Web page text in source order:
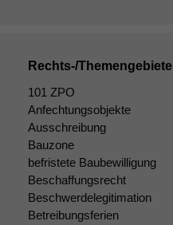
Rechts-/Themengebiete
101 ZPO
Anfechtungsobjekte
Ausschreibung
Bauzone
befristete Baubewilligung
Beschaffungsrecht
Beschwerdelegitimation
Betreibungsferien